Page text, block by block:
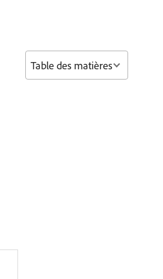
Table des matières